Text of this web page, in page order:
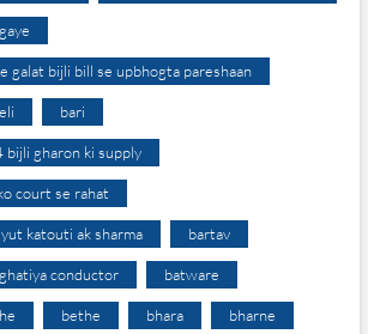
galat bijli bill se upbhogta pareshaan
bari
bijli gharon ki supply
court se rahat
katouti ak sharma bartav
conductor batware
bethe bhara bharne